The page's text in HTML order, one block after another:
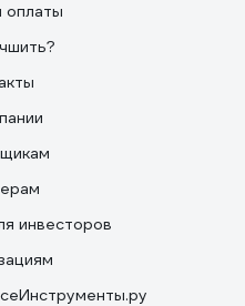
инвесторов